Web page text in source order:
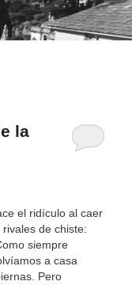
la
el ridículo al caer
de chiste:
siempre
a casa
Pero